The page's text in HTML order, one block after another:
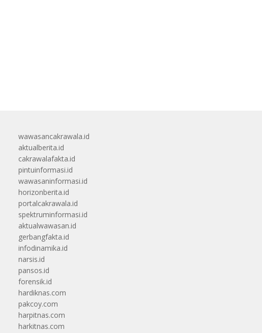
wawasancakrawala.id
aktualberita.id
cakrawalafakta.id
pintuinformasi.id
wawasaninformasi.id
horizonberita.id
portalcakrawala.id
spektruminformasi.id
aktualwawasan.id
gerbangfakta.id
infodinamika.id
narsis.id
pansos.id
forensik.id
hardiknas.com
pakcoy.com
harpitnas.com
harkitnas.com